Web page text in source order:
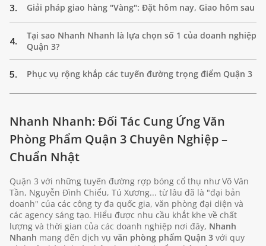
3. Giải pháp giao hàng "Vàng": Đặt hôm nay, Giao hôm sau
4.
Tại sao Nhanh Nhanh là lựa chọn số 1 của doanh nghiệp
Quận 3?
5. Phục vụ rộng khắp các tuyến đường trọng điểm Quận 3
Nhanh Nhanh: Đối Tác Cung Ứng Văn
Phòng Phẩm Quận 3 Chuyên Nghiệp –
Chuẩn Nhật
Quận 3 với những tuyến đường rợp bóng cổ thụ như Võ Văn
Tần, Nguyễn Đình Chiểu, Tú Xương... từ lâu đã là "đại bản
doanh" của các công ty đa quốc gia, văn phòng đại diện và
các agency sáng tạo. Hiểu được nhu cầu khắt khe về chất
lượng và thời gian của các doanh nghiệp nơi đây, Nhanh
Nhanh mang đến dịch vụ văn phòng phẩm Quận 3 với quy